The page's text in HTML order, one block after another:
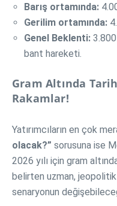
Barış ortamında:
Gerilim ortamında:
Genel Beklenti:
bant hareketi.
Gram Altında
Rakamlar!
Yatırımcıların en çok
olacak?” sorusuna ise
2026 yılı için gram
belirten uzman,
senaryonun